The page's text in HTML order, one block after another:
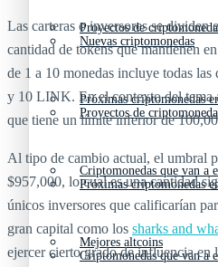
Proyectos de
Próximas criptomonedas
Criptomonedas que van a
Mejores altcoins
Nuevas criptomonedas
Proyectos de
Próximas criptomonedas
Criptomonedas que van a
Las carteras o inversores se dividen
cantidad de tokens que mantienen
de 1 a 10 monedas incluye todas las
y 10 LINK. En el contexto del tema
que tiene un límite inferior de
Al tipo de cambio actual, el umbral
$957,000, lo cual es una cantidad
únicos inversores que calificarían
gran capital como los sharks and
ejercer cierto grado de influencia en